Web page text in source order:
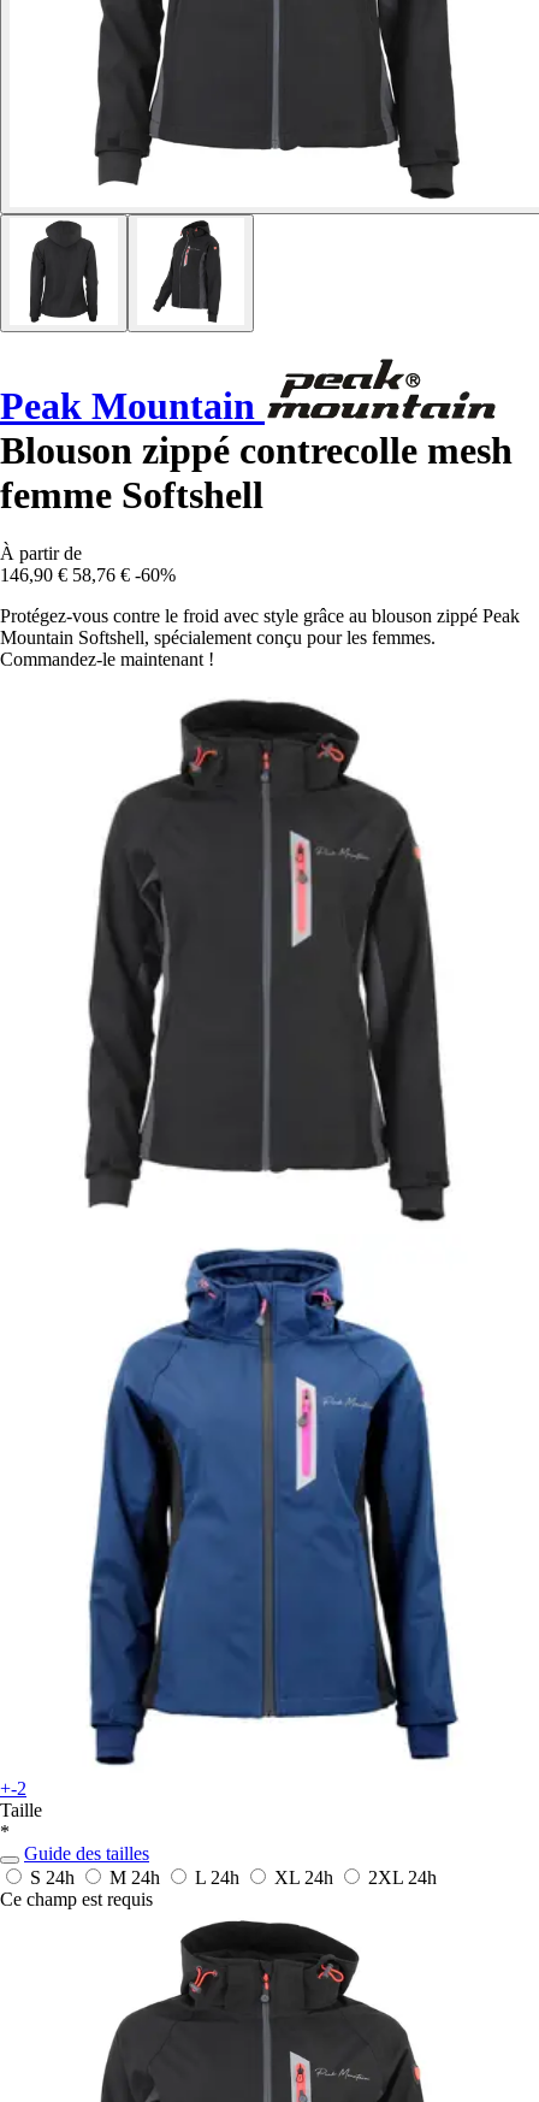
Peak Mountain
Blouson zippé contrecolle mesh
femme Softshell
À partir de
146,90 € 58,76 € -60%
Protégez-vous contre le froid avec style grâce au blouson zippé Peak
Mountain Softshell, spécialement conçu pour les femmes.
Commandez-le maintenant !
+-2
Taille
*
Guide des tailles
S 24h M 24h L 24h XL 24h 2XL 24h
Ce champ est requis